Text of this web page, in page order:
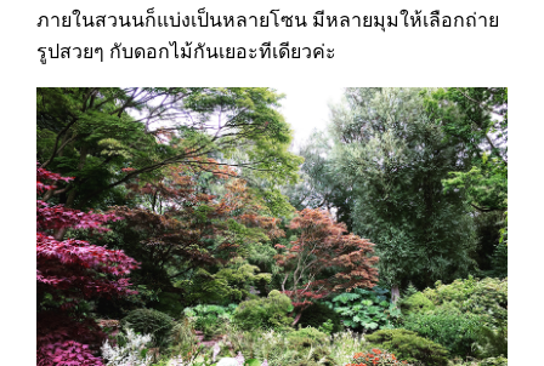
ภายในสวนนก็แบ่งเป็นหลายโซน มีหลายมุมให้เลือกถ่าย
รูปสวยๆ กับดอกไม้กันเยอะทีเดียวค่ะ